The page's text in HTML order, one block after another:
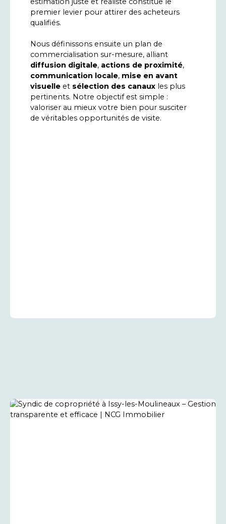
premier levier pour attirer des acheteurs
qualifiés.
Nous définissons ensuite un plan de
commercialisation sur-mesure, alliant
diffusion digitale, actions de proximité,
communication locale, mise en avant
visuelle et sélection des canaux les plus
pertinents. Notre objectif est simple :
valoriser au mieux votre bien pour susciter
de véritables opportunités de visite.